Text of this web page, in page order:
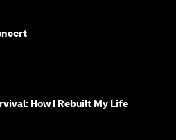
How I Rebuilt My Life